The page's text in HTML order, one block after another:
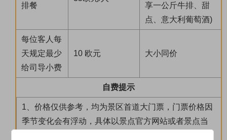
排餐
享一公斤牛排、甜
点、意大利葡萄酒)
每位客人每
天规定最少
给司导小费
10 欧元 大小同价
自费提示
1、价格仅供参考，均为景区首道大门票，门票价格因
季节变化会有浮动，具体以景点官方网站或者景点当